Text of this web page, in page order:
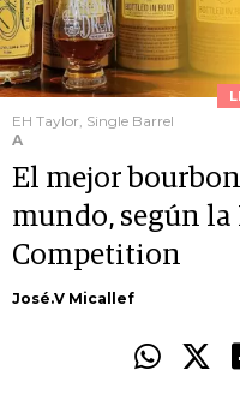
EH Taylor, Single Barrel
A
El mejor
mundo, según
Competition
José.V Micallef